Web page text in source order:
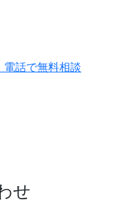
電話で無料相談
せ